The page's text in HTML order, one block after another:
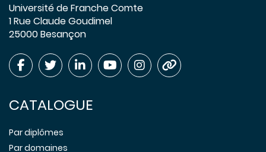
Université de Franche Comte
1 Rue Claude Goudimel
25000 Besançon
CATALOGUE
Par diplômes
Par domaines